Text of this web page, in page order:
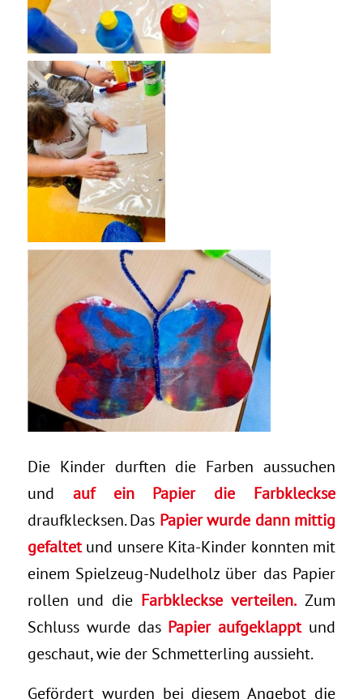
Die Kinder durften die Farben aussuchen
und auf ein Papier die Farbkleckse
draufklecksen. Das Papier wurde dann mittig
gefaltetund unsere Kita-Kinder konnten mit
einem Spielzeug-Nudelholz über das Papier
rollen und die Farbkleckse verteilen. Zum
Schluss wurde das Papier aufgeklappt und
geschaut, wie der Schmetterling aussieht.
Gefördert wurden bei diesem Angebot die